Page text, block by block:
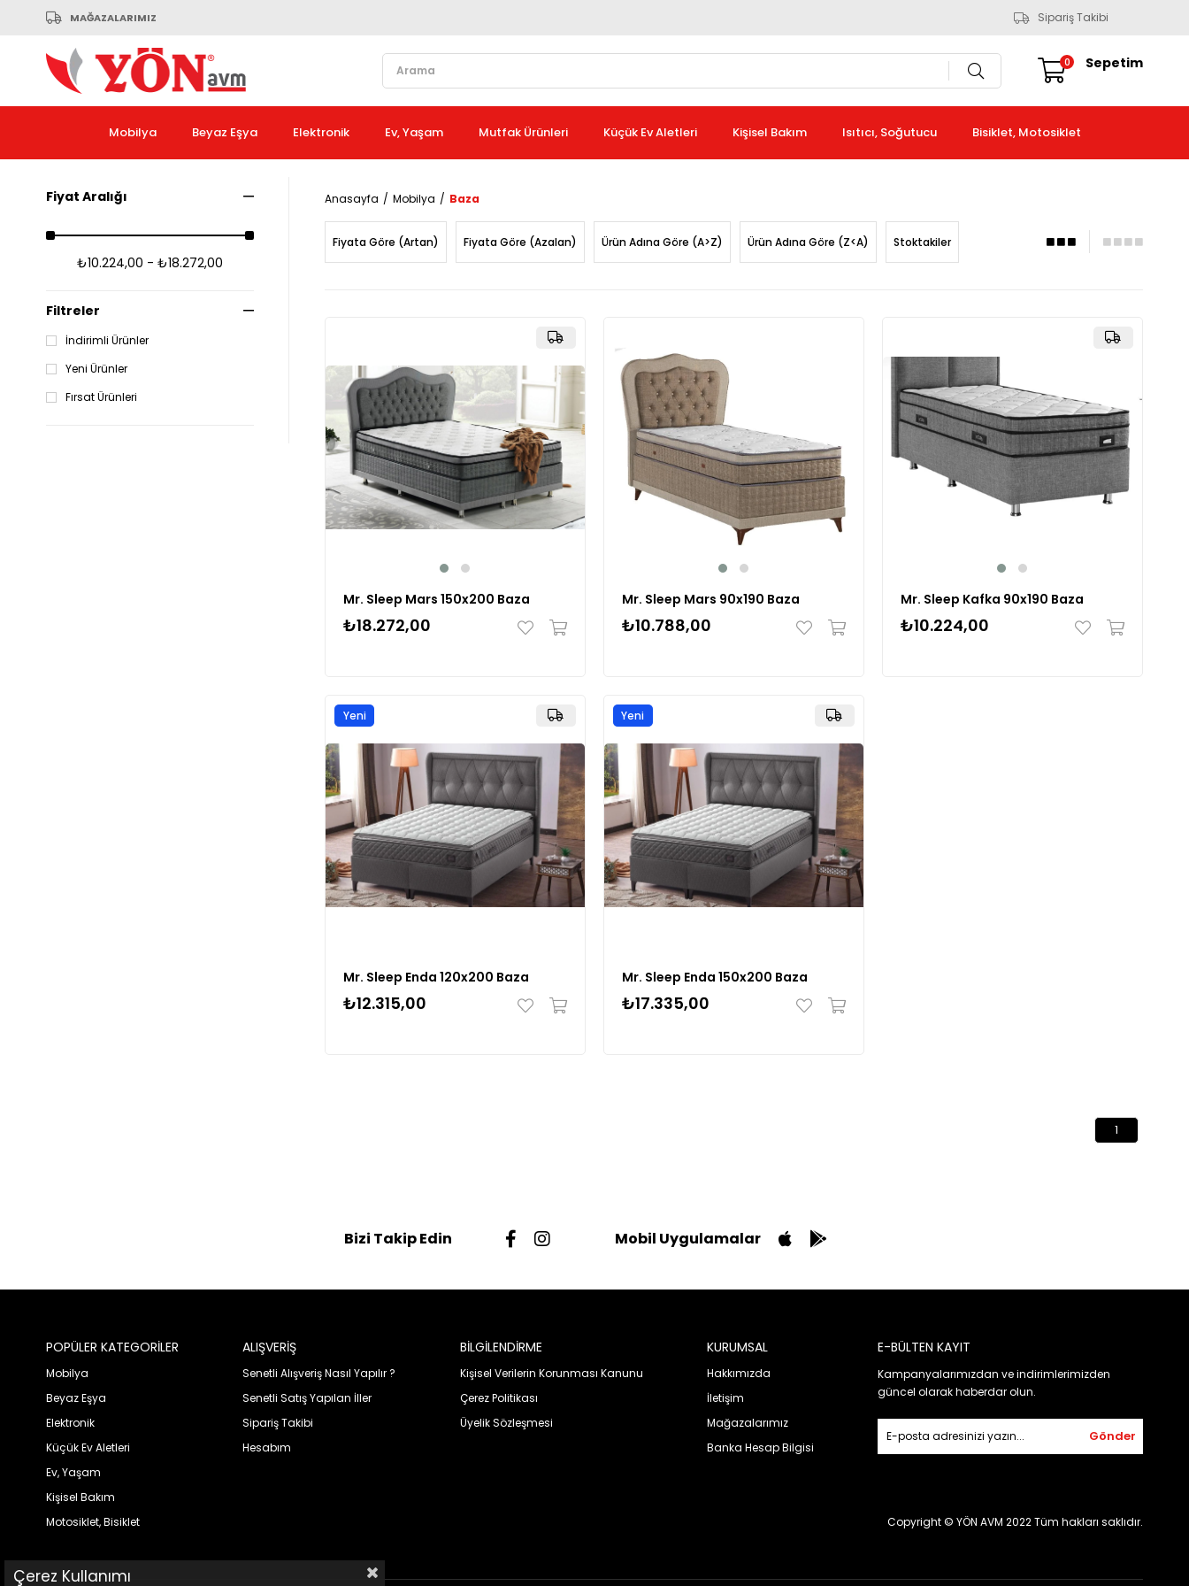
MAĞAZALARIMIZ Sipariş Takibi
Sepetim
0
Mobilya Beyaz Eşya Elektronik Ev, Yaşam Mutfak Ürünleri Küçük Ev Aletleri Kişisel Bakım Isıtıcı, Soğutucu Bisiklet, Motosiklet
Fiyat Aralığı
₺10.224,00 - ₺18.272,00
Filtreler
İndirimli Ürünler
Yeni Ürünler
Fırsat Ürünleri
Anasayfa Mobilya Baza
Fiyata Göre (Artan) Fiyata Göre (Azalan) Ürün Adına Göre (A>Z) Ürün Adına Göre (Z<A) Stoktakiler
Mr. Sleep Mars 150x200 Baza
₺18.272,00
Mr. Sleep Mars 90x190 Baza
₺10.788,00
Mr. Sleep Kafka 90x190 Baza
₺10.224,00
Mr. Sleep Enda 120x200 Baza
₺12.315,00
Yeni
Mr. Sleep Enda 150x200 Baza
₺17.335,00
Yeni
1
Bizi Takip Edin Mobil Uygulamalar
POPÜLER KATEGORİLER
Mobilya
Beyaz Eşya
Elektronik
Küçük Ev Aletleri
Ev, Yaşam
Kişisel Bakım
Motosiklet, Bisiklet
ALIŞVERİŞ
Senetli Alışveriş Nasıl Yapılır ?
Senetli Satış Yapılan İller
Sipariş Takibi
Hesabım
BİLGİLENDİRME
Kişisel Verilerin Korunması Kanunu
Çerez Politikası
Üyelik Sözleşmesi
KURUMSAL
Hakkımızda
İletişim
Mağazalarımız
Banka Hesap Bilgisi
E-BÜLTEN KAYIT
Kampanyalarımızdan ve indirimlerimizden
güncel olarak haberdar olun.
Gönder
Copyright © YÖN AVM 2022 Tüm hakları saklıdır.
Çerez Kullanımı